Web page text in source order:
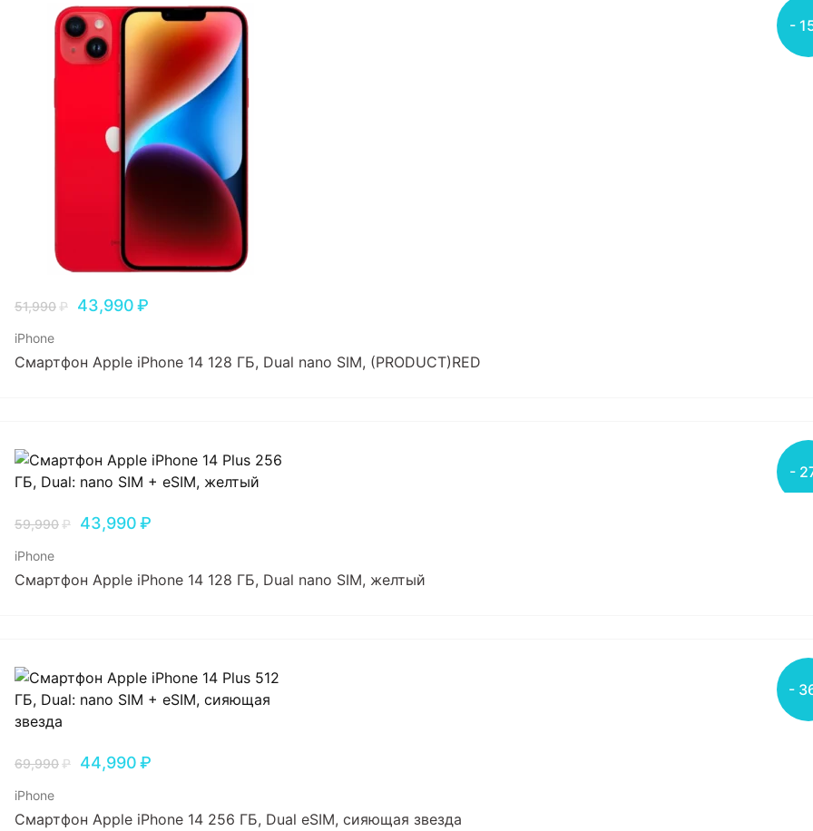
-
51,990₽ 43,990₽
iPhone
Смартфон Apple iPhone 14 128 ГБ, Dual nano SIM, (PRODUCT)RED
-
59,990₽ 43,990₽
iPhone
Смартфон Apple iPhone 14 128 ГБ, Dual nano SIM, желтый
-
69,990₽ 44,990₽
iPhone
Смартфон Apple iPhone 14 256 ГБ, Dual еSIM, сияющая звезда